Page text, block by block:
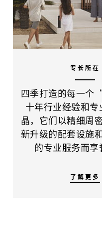
专长所在
四季打造的每一
十年行业经验和
晶，它们以精细周
新升级的配套设施
的专业服务而享
了解更多